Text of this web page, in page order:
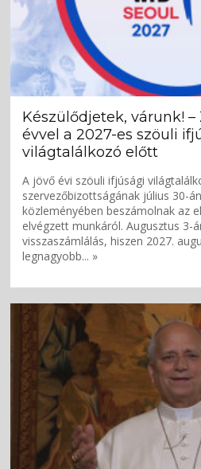
Készülődjetek, várunk!
évvel a 2027-es szöuli
világtalálkozó előtt
A jövő évi szöuli ifjúsági
szervezőbizottságának július 30-
közleményében beszámolnak az
elvégzett munkáról. Augusztus 3-
visszaszámlálás, hiszen 2027.
legnagyobb... »